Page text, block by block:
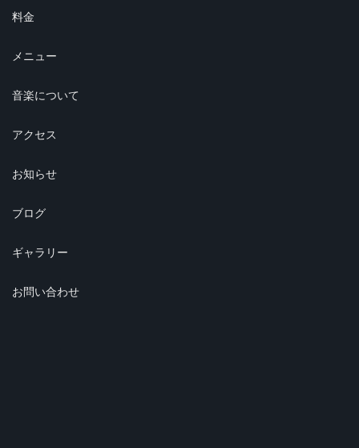
料金
メニュー
音楽について
アクセス
お知らせ
ブログ
ギャラリー
お問い合わせ